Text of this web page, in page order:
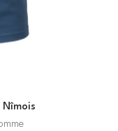
Nîmois